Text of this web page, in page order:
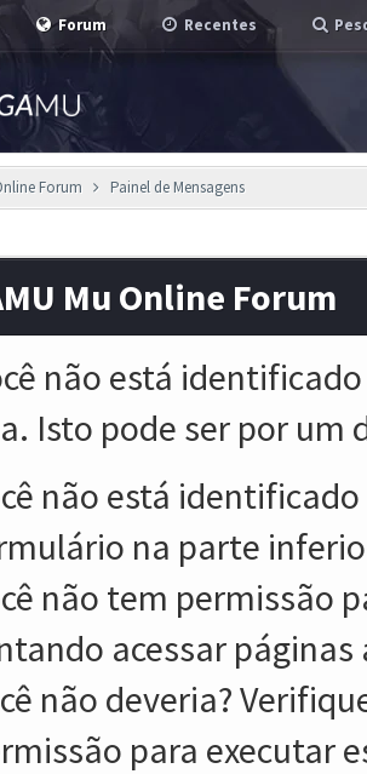
Forum Recentes
Forum Painel de Mensagens
Mu Online Forum
não está
Isto pode ser por um
não está
na parte
não tem permissão
acessar
não deveria?
para executar